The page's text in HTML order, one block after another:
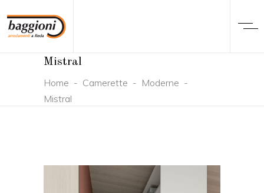
Mistral
Home - Camerette - Moderne -
Mistral